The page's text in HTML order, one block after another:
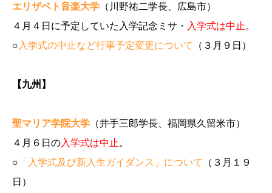
エリザベト音楽大学 （川野祐二学長、広島市）
４月４日に予定していた入学記念ミサ・ 入学式は中止 。
○ 入学式の中止など行事予定変更について （３月９日）
【九州】
聖マリア学院大学 （井手三郎学長、福岡県久留米市）
４月６日の入学式は中止 。
○ 「入学式及び新入生ガイダンス」について
（３月１９
日）